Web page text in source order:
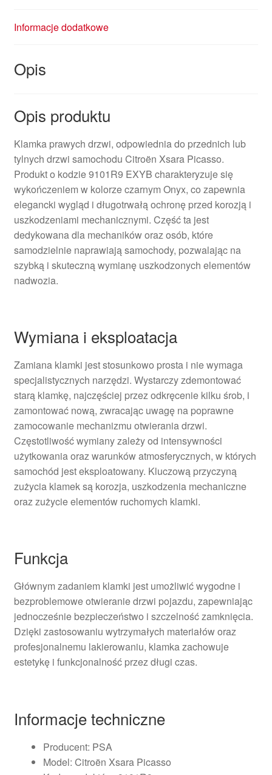
Informacje dodatkowe
Opis
Opis produktu
Klamka prawych drzwi, odpowiednia do przednich lub
tylnych drzwi samochodu Citroën Xsara Picasso.
Produkt o kodzie 9101R9 EXYB charakteryzuje się
wykończeniem w kolorze czarnym Onyx, co zapewnia
elegancki wygląd i długotrwałą ochronę przed korozją i
uszkodzeniami mechanicznymi. Część ta jest
dedykowana dla mechaników oraz osób, które
samodzielnie naprawiają samochody, pozwalając na
szybką i skuteczną wymianę uszkodzonych elementów
nadwozia.
Wymiana i eksploatacja
Zamiana klamki jest stosunkowo prosta i nie wymaga
specjalistycznych narzędzi. Wystarczy zdemontować
starą klamkę, najczęściej przez odkręcenie kilku śrob, i
zamontować nową, zwracając uwagę na poprawne
zamocowanie mechanizmu otwierania drzwi.
Częstotliwość wymiany zależy od intensywności
użytkowania oraz warunków atmosferycznych, w których
samochód jest eksploatowany. Kluczową przyczyną
zużycia klamek są korozja, uszkodzenia mechaniczne
oraz zużycie elementów ruchomych klamki.
Funkcja
Głównym zadaniem klamki jest umożliwić wygodne i
bezproblemowe otwieranie drzwi pojazdu, zapewniając
jednocześnie bezpieczeństwo i szczelność zamknięcia.
Dzięki zastosowaniu wytrzymałych materiałów oraz
profesjonalnemu lakierowaniu, klamka zachowuje
estetykę i funkcjonalność przez długi czas.
Informacje techniczne
Producent: PSA
Model: Citroën Xsara Picasso